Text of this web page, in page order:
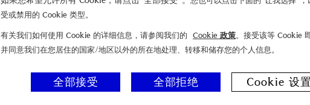
受或禁用的 Cookie 类型。
有关我们如何使用 Cookie 的详细信息，请参阅我们的 Cookie 政策。接受该等 Cookie
并同意我们在您居住的国家/地区以外的所在地处理、转移和储存您的个人信息。
全部拒绝
全部接受 Cookie 设